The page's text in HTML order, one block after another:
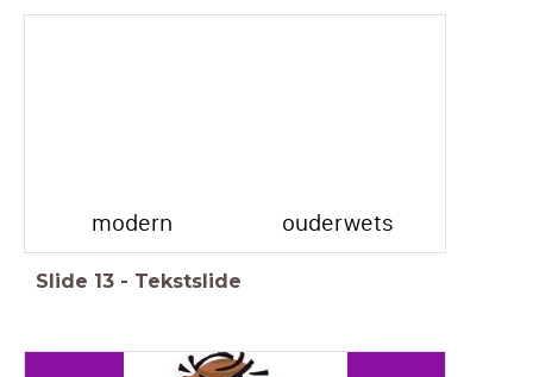
modern ouderwets
Slide 13 - Tekstslide